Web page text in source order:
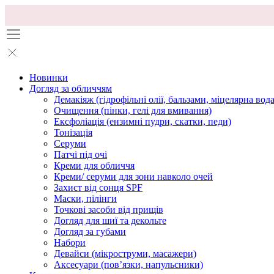
Новинки
Догляд за обличчям
Демакіяж (гідрофільні олії, бальзами, міцелярна
Очищення (пінки, гелі для вмивання)
Ексфоліація (ензимні пудри, скатки, педи)
Тонізація
Серуми
Патчі під очі
Креми для обличчя
Креми/ серуми для зони навколо очей
Захист від сонця SPF
Маски, пілінги
Точкові засоби від прищів
Догляд для шиї та декольте
Догляд за губами
Набори
Девайси (мікроструми, масажери)
Аксесуари (повʼязки, напульсники)